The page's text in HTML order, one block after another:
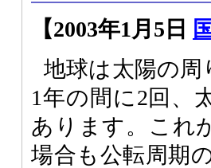
【2003年1月5日
地球は太陽の
1年の間に2回、
あります。これ
場合も公転周期